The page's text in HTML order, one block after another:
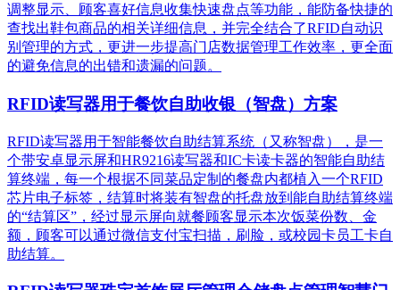
调整显示、顾客喜好信息收集快速盘点等功能，能防备快捷的
查找出鞋包商品的相关详细信息，并完全结合了RFID自动识
别管理的方式，更进一步提高门店数据管理工作效率，更全面
的避免信息的出错和遗漏的问题。
RFID读写器用于餐饮自助收银（智盘）方案
RFID读写器用于智能餐饮自助结算系统（又称智盘），是一
个带安卓显示屏和HR9216读写器和IC卡读卡器的智能自助结
算终端，每一个根据不同菜品定制的餐盘内都植入一个RFID
芯片电子标签，结算时将装有智盘的托盘放到能自助结算终端
的“结算区”，经过显示屏向就餐顾客显示本次饭菜份数、金
额，顾客可以通过微信支付宝扫描，刷脸，或校园卡员工卡自
助结算。